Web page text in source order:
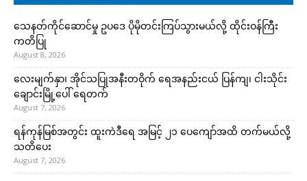
သေနတ်ကိုင်ဆောင်မှု ဥပဒေ ပိုမိုတင်းကြပ်သွားမယ်လို့ ထိုင်းဝန်ကြီး
ကတိပြု
August 8, 2026
လေးမျက်နှာ၊ အိုင်သပြုအနီးတဝိုက် ရေအနည်းငယ် ပြန်ကျ၊ ငါးသိုင်း
ချောင်းမြို့ပေါ် ရေတက်
August 7, 2026
ရန်ကုန်မြစ်အတွင်း ထူးကဲဒီရေ အ​မြင့် ၂၁ ပေကျော်အထိ တက်မယ်လို့
သတိပေး
August 7, 2026